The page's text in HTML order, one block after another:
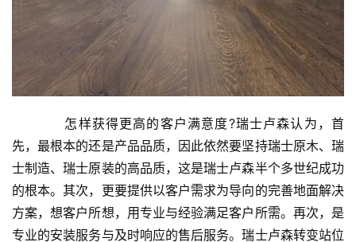
页
闻
资
讯
财
怎样获得更高的客户满意度?瑞士卢森认为，首
先，最根本的还是产品品质，因此依然要坚持瑞士原木、瑞
士制造、瑞士原装的高品质，这是瑞士卢森半个多世纪成功
的根本。其次，更要提供以客户需求为导向的完善地面解决
方案，想客户所想，用专业与经验满足客户所需。再次，是
专业的安装服务与及时响应的售后服务。瑞士卢森转变站位